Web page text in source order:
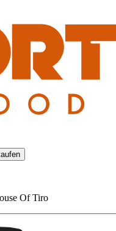
Of Tiro